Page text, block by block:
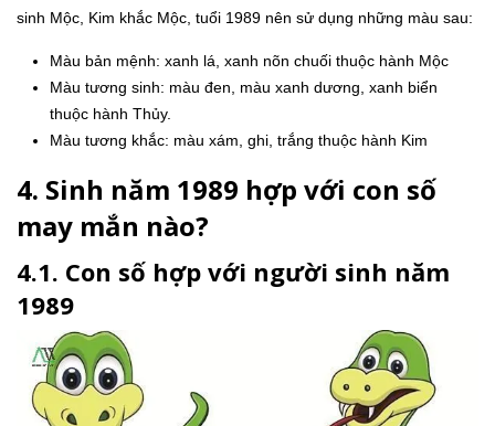
sinh Mộc, Kim khắc Mộc, tuổi 1989 nên sử dụng những màu sau:
Màu bản mệnh: xanh lá, xanh nõn chuối thuộc hành Mộc
Màu tương sinh: màu đen, màu xanh dương, xanh biển
thuộc hành Thủy.
Màu tương khắc: màu xám, ghi, trắng thuộc hành Kim
4. Sinh năm 1989 hợp với con số
may mắn nào?
4.1. Con số hợp với người sinh năm
1989